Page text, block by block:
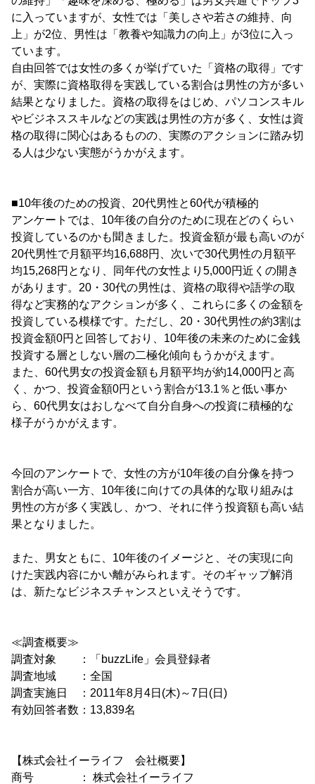
に入っていますが、女性では「美しさや若さの維持、向
上」が2位、男性は「教養や知識力の向上」が3位に入っ
ています。
自由回答では女性の多くが挙げていた「資格の取得」です
が、実際に資格取得を実践している割合は男性の方が多い
結果となりました。資格の取得をはじめ、パソコンスキル
やビジネススキルなどの実践は男性の方が多く、女性は資
格の取得に関心はあるものの、実際のアクションに踏み切
る人は少ない実態がうかがえます。
■10年後のための投資、20代男性と60代が積極的
アンケートでは、10年後の自分のために現在どのくらい
投資しているのかも聞きました。投資金額が最も高いのが
20代男性で月額平均16,688円、次いで30代男性の月額平
均15,268円となり、同年代の女性より5,000円近くの開き
があります。20・30代の男性は、資格の取得や語学の取
得など実務的なアクションが多く、これらに多くの金額を
投資している模様です。ただし、20・30代男性の約3割は
投資金額0円と回答しており、10年後の未来のために金銭
投資する層としない層の二極化傾向もうかがえます。
また、60代男女の投資金額も月額平均が約14,000円と高
く、かつ、投資金額0円という割合が13.1％と低い事か
ら、60代男女はおしなべて自分自身への投資に積極的な
様子がうかがえます。
今回のアンケートで、女性の方が10年後の自分像を持つ
割合が高い一方、10年後に向けての具体的な取り組みは
男性の方が多く実践し、かつ、それに伴う投資額も高い結
果となりました。
また、男女ともに、10年後のイメージと、その実現に向
けた実践内容にかい離がみられます。そのギャップ解消
は、新たなビジネスチャンスといえそうです。
≪調査概要≫
調査対象 ：「buzzLife」会員登録者
調査地域 ：全国
調査実施日 ：2011年8月4日(木)～7日(日)
有効回答者数：13,839名
【株式会社イーライフ 会社概要】
商号 ： 株式会社イーライフ